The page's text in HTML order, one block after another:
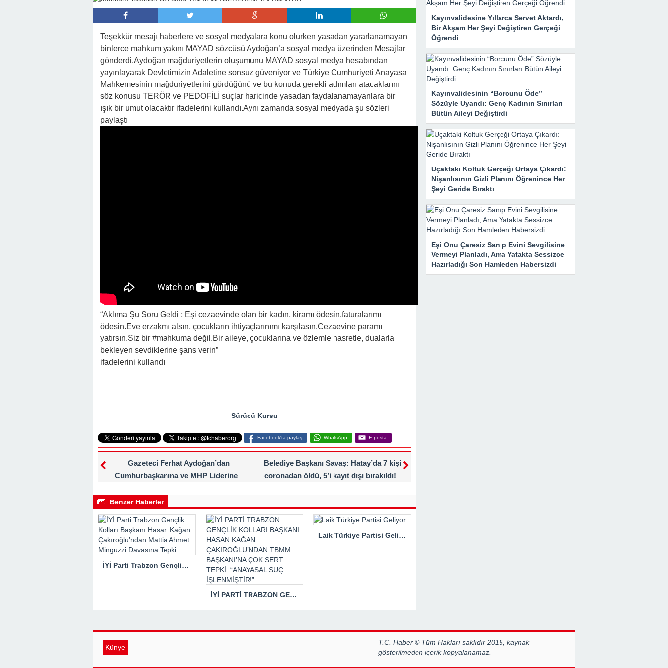
22:16 - Hapisten Dönen Kayınpederini Mahzene Saklamak İstediler, Gelini Gerçeği Ortaya Çıkardı
Teşekkür mesajı haberlere ve sosyal medyalara konu olurken yasadan yararlanamayan
binlerce mahkum yakını MAYAD sözcüsü Aydoğan’a sosyal medya üzerinden Mesajlar
gönderdi.Aydoğan mağduriyetlerin oluşumunu MAYAD sosyal medya hesabından
yayınlayarak Devletimizin Adaletine sonsuz güveniyor ve Türkiye Cumhuriyeti Anayasa
Mahkemesinin mağduriyetlerini gördüğünü ve bu konuda gerekli adımları atacaklarını
söz konusu TERÖR ve PEDOFİLİ suçlar haricinde yasadan faydalanamayanlara bir
ışık bir umut olacaktır ifadelerini kullandı.Aynı zamanda sosyal medyada şu sözleri
paylaştı
“Aklıma Şu Soru Geldi ; Eşi cezaevinde olan bir kadın, kiramı ödesin,faturalarımı
ödesin.Eve erzakmı alsın, çocukların ihtiyaçlarınımı karşılasın.Cezaevine paramı
yatırsın.Siz bir #mahkuma değil.Bir aileye, çocuklarına ve özlemle hasretle, dualarla
bekleyen sevdiklerine şans verin”
ifadelerini kullandı
Sürücü Kursu
Facebook'ta paylaş WhatsApp E-posta
Gazeteci Ferhat Aydoğan’dan
Cumhurbaşkanına ve MHP Liderine
Belediye Başkanı Savaş: Hatay’da 7 kişi
coronadan öldü, 5’i kayıt dışı bırakıldı!
Benzer Haberler
İYİ Parti Trabzon Gençlik Kolları Başkanı Hasan Kağan Çakıroğlu’ndan Mattia Ahmet Minguzzi Davasına Tepki
İYİ PARTİ TRABZON GENÇLİK KOLLARI BAŞKANI HASAN KAĞAN ÇAKIROĞLU’NDAN TBMM BAŞKANI’NA ÇOK SERT TEPKİ: “ANAYASAL SUÇ İŞLENMİŞTİR!”
Laik Türkiye Partisi Geliyor
Kayınvalidesine Yıllarca Servet Aktardı,
Bir Akşam Her Şeyi Değiştiren Gerçeği
Öğrendi
Kayınvalidesinin “Borcunu Öde”
Sözüyle Uyandı: Genç Kadının Sınırları
Bütün Aileyi Değiştirdi
Uçaktaki Koltuk Gerçeği Ortaya Çıkardı:
Nişanlısının Gizli Planını Öğrenince Her
Şeyi Geride Bıraktı
Eşi Onu Çaresiz Sanıp Evini Sevgilisine
Vermeyi Planladı, Ama Yatakta Sessizce
Hazırladığı Son Hamleden Habersizdi
Künye
T.C. Haber © Tüm Hakları saklıdır 2015, kaynak
gösterilmeden içerik kopyalanamaz.